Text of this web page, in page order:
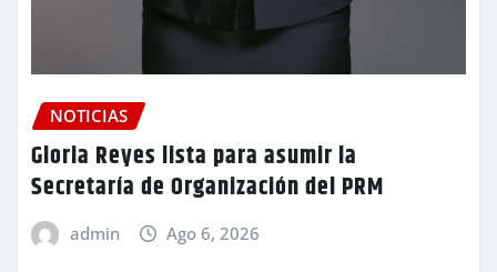
NOTICIAS
Gloria Reyes lista para asumir la
Secretaría de Organización del PRM
admin Ago 6, 2026